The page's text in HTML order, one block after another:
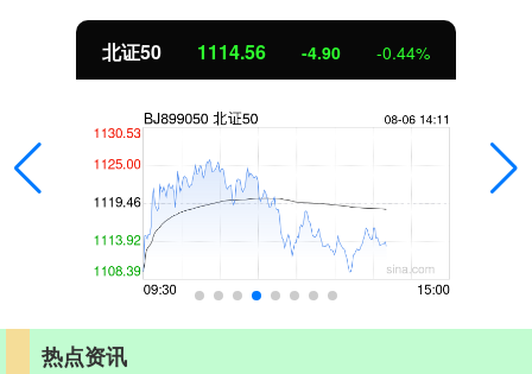
北证50 1114.56 -4.90 -0.44%
热点资讯